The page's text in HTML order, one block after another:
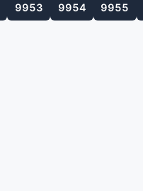
9953 9954 9955